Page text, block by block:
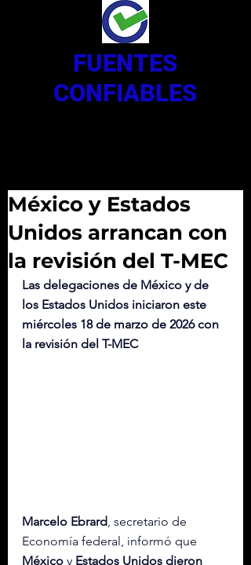
FUENTES
CONFIABLES
México y Estados
Unidos arrancan con
la revisión del T-MEC
Las delegaciones de México y de
los Estados Unidos iniciaron este
miércoles 18 de marzo de 2026 con
la revisión del T-MEC
Marcelo Ebrard, secretario de
Economía federal, informó que
México y Estados Unidos dieron